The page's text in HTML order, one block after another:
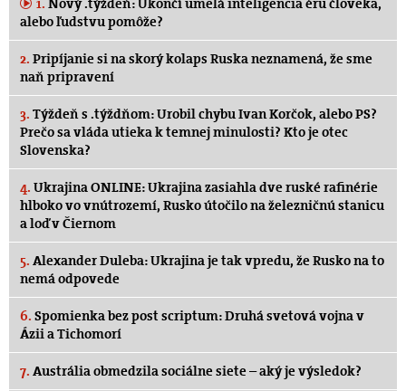
alebo ľudstvu pomôže?
2. Pripíjanie si na skorý kolaps Ruska neznamená, že sme
naň pripravení
3. Týždeň s .týždňom: Urobil chybu Ivan Korčok, alebo PS?
Prečo sa vláda utieka k temnej minulosti? Kto je otec
Slovenska?
4. Ukrajina ONLINE: Ukrajina zasiahla dve ruské rafinérie
hlboko vo vnútrozemí, Rusko útočilo na železničnú stanicu
a loď v Čiernom
5. Alexander Duleba: Ukrajina je tak vpredu, že Rusko na to
nemá odpovede
6. Spomienka bez post scriptum: Druhá svetová vojna v
Ázii a Tichomorí
7. Austrália obmedzila sociálne siete – aký je výsledok?